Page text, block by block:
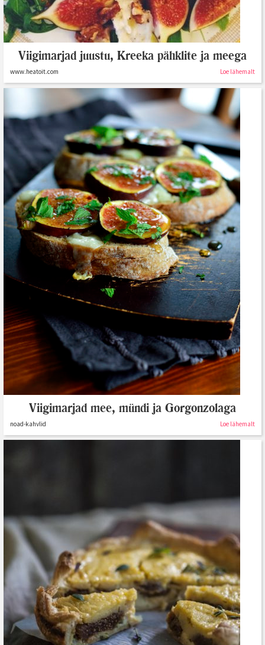
Viigimarjad juustu, Kreeka pähklite ja meega
www.heatoit.com Loe lähemalt
Viigimarjad mee, mündi ja Gorgonzolaga
noad-kahvlid Loe lähemalt